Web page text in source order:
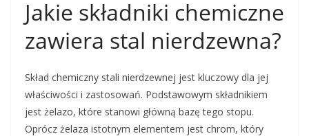
Jakie składniki chemiczne
zawiera stal nierdzewna?
Skład chemiczny stali nierdzewnej jest kluczowy dla jej
właściwości i zastosowań. Podstawowym składnikiem
jest żelazo, które stanowi główną bazę tego stopu.
Oprócz żelaza istotnym elementem jest chrom, który